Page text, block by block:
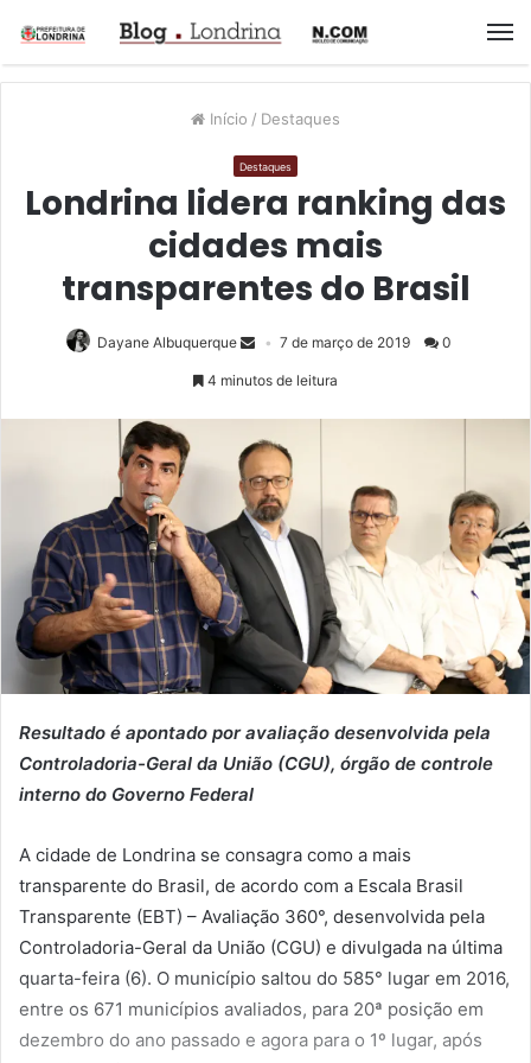
Início / Destaques
Destaques
Londrina lidera ranking das
cidades mais
transparentes do Brasil
Dayane Albuquerque 7 de março de 2019 0
4 minutos de leitura
Resultado é apontado por avaliação desenvolvida pela
Controladoria-Geral da União (CGU), órgão de controle
interno do Governo Federal
A cidade de Londrina se consagra como a mais
transparente do Brasil, de acordo com a Escala Brasil
Transparente (EBT) – Avaliação 360°, desenvolvida pela
Controladoria-Geral da União (CGU) e divulgada na última
quarta-feira (6). O município saltou do 585° lugar em 2016,
entre os 671 municípios avaliados, para 20ª posição em
dezembro do ano passado e agora para o 1º lugar, após